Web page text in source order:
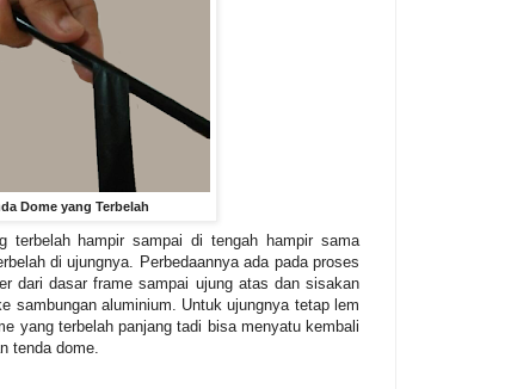
Dome yang Terbelah
terbelah hampir sampai di tengah hampir sama
di ujungnya. Perbedaannya ada pada proses
dari dasar frame sampai ujung atas dan sisakan
sambungan aluminium. Untuk ujungnya tetap lem
yang terbelah panjang tadi bisa menyatu kembali
tenda dome.